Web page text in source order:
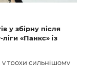
у збірну після
«Панкс» із
у трохи сильнішому